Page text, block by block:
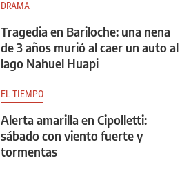
DRAMA
Tragedia en Bariloche: una nena
de 3 años murió al caer un auto al
lago Nahuel Huapi
EL TIEMPO
Alerta amarilla en Cipolletti:
sábado con viento fuerte y
tormentas